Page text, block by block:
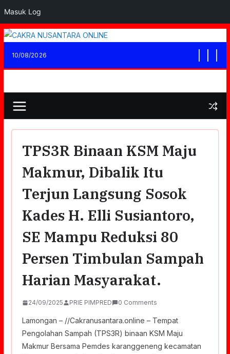
Masuk Log
Skip
content
10/08/2026
TPS3R Binaan KSM Maju
Makmur, Dibalik Itu
Terjun Langsung Sosok
Kades H. Elli Susiantoro,
SE Mampu Reduksi 80
Persen Timbulan Sampah
Harian Masyarakat.
24/09/2025 PRIE PIMPRED 0 Comments
Lamongan – //Cakranusantara.online – Tempat
Pengolahan Sampah (TPS3R) binaan KSM Maju
Makmur Bersama Pemdes karanggeneng kecamatan